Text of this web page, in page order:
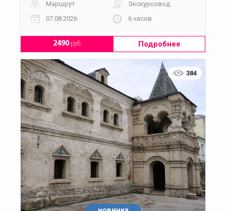
Маршрут
Экскурсовод
07.08.2026
6 часов
2490руб. Подробнее
384